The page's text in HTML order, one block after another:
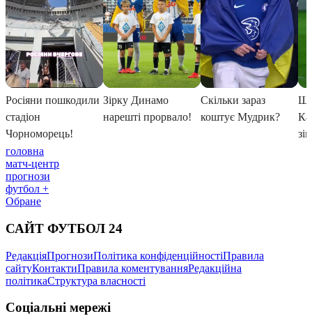
головна
матч-центр
прогнози
футбол +
Обране
САЙТ ФУТБОЛ 24
РедакціяПрогнозиПолітика конфіденційностіПравила
сайтуКонтактиПравила коментуванняРедакційна
політикаСтруктура власності
Соціальні мережі